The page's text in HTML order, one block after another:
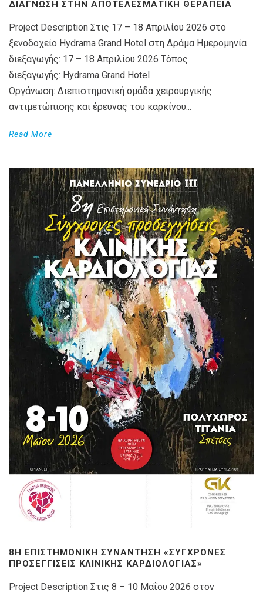
ΔΙΆΓΝΩΣΗ ΣΤΗΝ ΑΠΟΤΕΛΕΣΜΑΤΙΚΉ ΘΕΡΑΠΕΊΑ
Project Description Στις 17 – 18 Απριλίου 2026 στο
ξενοδοχείο Hydrama Grand Hotel στη Δράμα Ημερομηνία
διεξαγωγής: 17 – 18 Απριλίου 2026 Τόπος
διεξαγωγής: Hydrama Grand Hotel
Οργάνωση: Διεπιστημονική ομάδα χειρουργικής
αντιμετώπισης και έρευνας του καρκίνου...
Read More
8Η ΕΠΙΣΤΗΜΟΝΙΚΉ ΣΥΝΆΝΤΗΣΗ «ΣΎΓΧΡΟΝΕΣ
ΠΡΟΣΕΓΓΊΣΕΙΣ ΚΛΙΝΙΚΉΣ ΚΑΡΔΙΟΛΟΓΊΑΣ»
Project Description Στις 8 – 10 Μαΐου 2026 στον